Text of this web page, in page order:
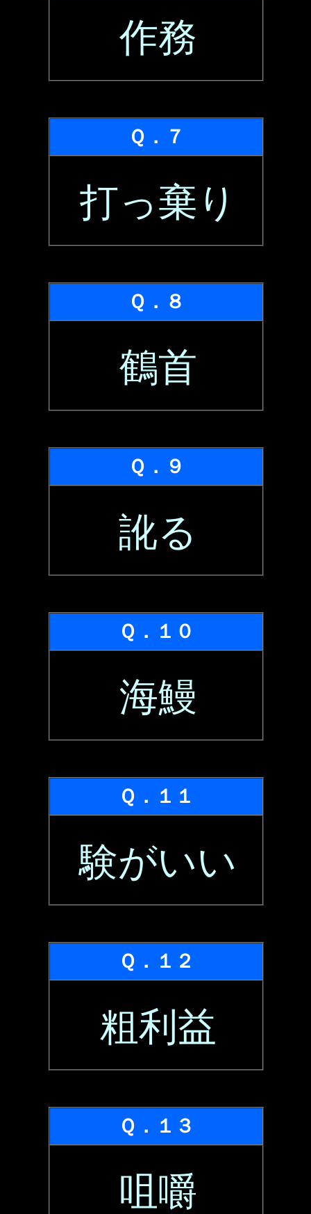
作務
Ｑ．７
打っ棄り
Ｑ．８
鶴首
Ｑ．９
訛る
Ｑ．１０
海鰻
Ｑ．１１
験がいい
Ｑ．１２
粗利益
Ｑ．１３
咀嚼